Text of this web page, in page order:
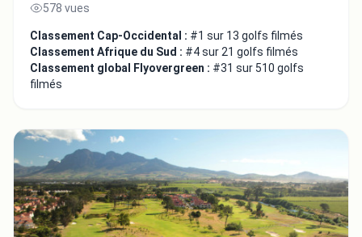
578 vues
Classement Cap-Occidental : #1 sur 13 golfs filmés
Classement Afrique du Sud : #4 sur 21 golfs filmés
Classement global Flyovergreen : #31 sur 510 golfs
filmés